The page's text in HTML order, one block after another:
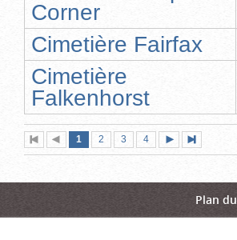
Corner
Cimetière Fairfax
Cimetière
Falkenhorst
Première
page
Page
précédente
Page
1 (page
actuelle)
Page
2 Page
3 Page
4
suivante
page
Plan